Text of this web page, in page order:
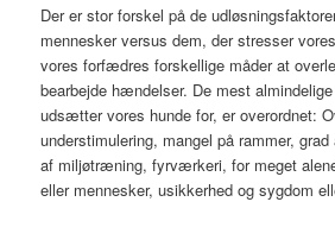
Der er stor forskel på de
mennesker versus dem, der stresser
vores forfædres forskellige måder at
bearbejde hændelser. De mest
udsætter vores hunde for, er overordnet:
understimulering, mangel på rammer,
af miljøtræning, fyrværkeri, for meget
eller mennesker, usikkerhed og sygdom